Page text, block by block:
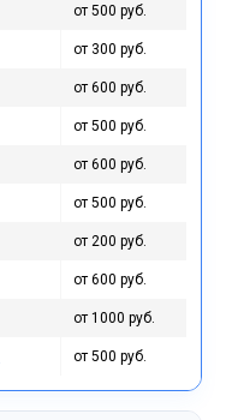
от 500 руб.
от 300 руб.
от 600 руб.
от 500 руб.
от 600 руб.
от 500 руб.
от 200 руб.
от 600 руб.
от 1000 руб.
от 500 руб.